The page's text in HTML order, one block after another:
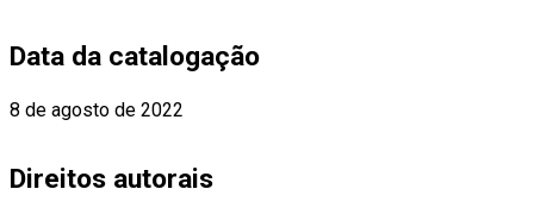
Data da catalogação
8 de agosto de 2022
Direitos autorais